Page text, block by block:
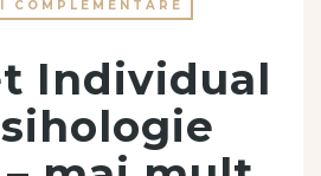
COMPLEMENTARE
Individual